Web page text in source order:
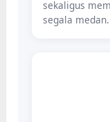
sekaligus
segala medan.